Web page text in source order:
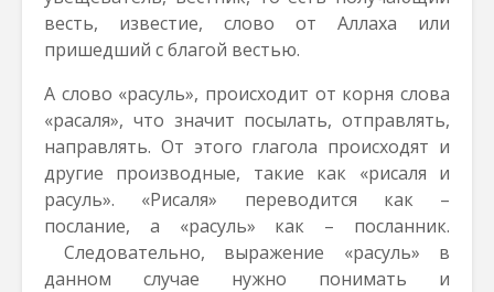
весть, известие, слово от Аллаха или
пришедший с благой вестью.
А слово «расуль», происходит от корня слова
«расаля», что значит посылать, отправлять,
направлять. От этого глагола происходят и
другие производные, такие как «рисаля и
расуль». «Рисаля» переводится как –
послание, а «расуль» как – посланник.
Следовательно, выражение «расуль» в
данном случае нужно понимать и